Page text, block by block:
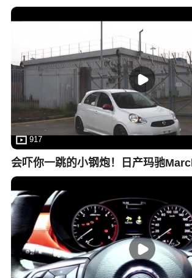
917
会吓你一跳的小钢炮！日产玛驰